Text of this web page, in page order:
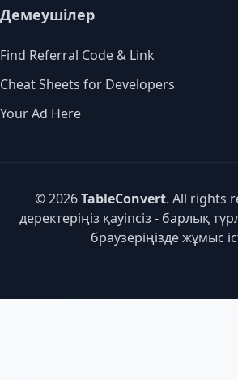
Демеушілер
Find Referral Code & Link
Cheat Sheets for Developers
Your Ad Here
© 2026TableConvert. All rights
деректеріңіз қауіпсіз - барлық
браузеріңізде жұмыс